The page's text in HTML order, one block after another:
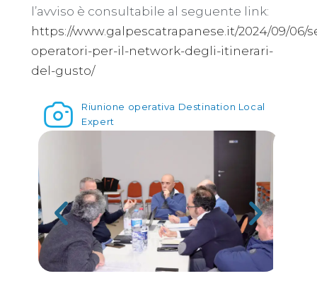
l’avviso è consultabile al seguente link:
https://www.galpescatrapanese.it/2024/09/06/
operatori-per-il-network-degli-itinerari-
del-gusto/
Riunione operativa Destination Local
Expert